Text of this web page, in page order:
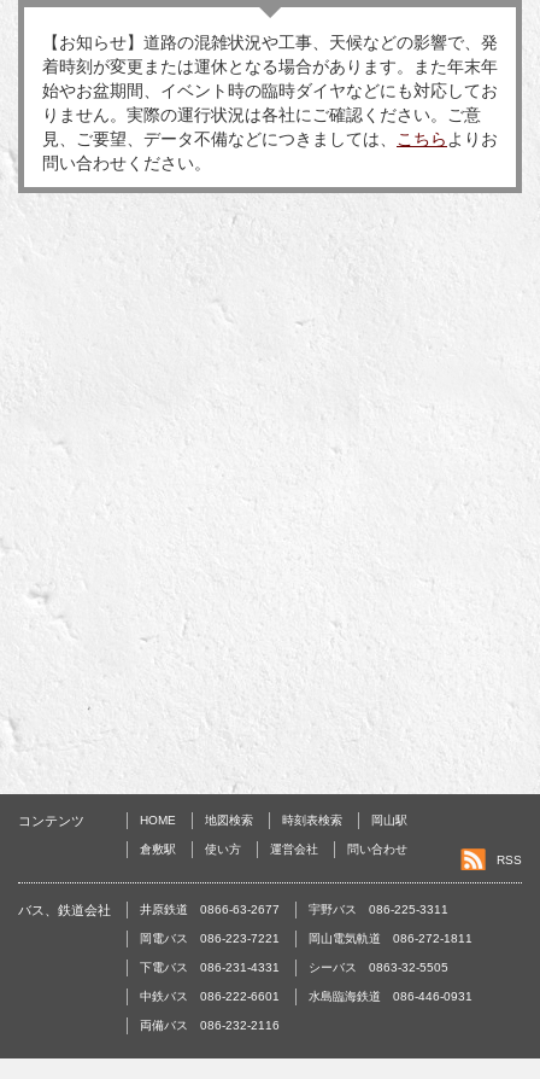
【お知らせ】道路の混雑状況や工事、天候などの影響で、発
着時刻が変更または運休となる場合があります。また年末年
始やお盆期間、イベント時の臨時ダイヤなどにも対応してお
りません。実際の運行状況は各社にご確認ください。ご意
見、ご要望、データ不備などにつきましては、 こちらよりお
問い合わせください。
コンテンツ HOME 地図検索 時刻表検索 岡山駅
倉敷駅 使い方 運営会社
問い合わせ
RSS
バス、鉄道会社 井原鉄道 0866-63-2677 宇野バス 086-225-3311
岡電バス 086-223-7221 岡山電気軌道 086-272-1811
下電バス 086-231-4331 シーバス 0863-32-5505
中鉄バス 086-222-6601 水島臨海鉄道 086-446-0931
両備バス 086-232-2116